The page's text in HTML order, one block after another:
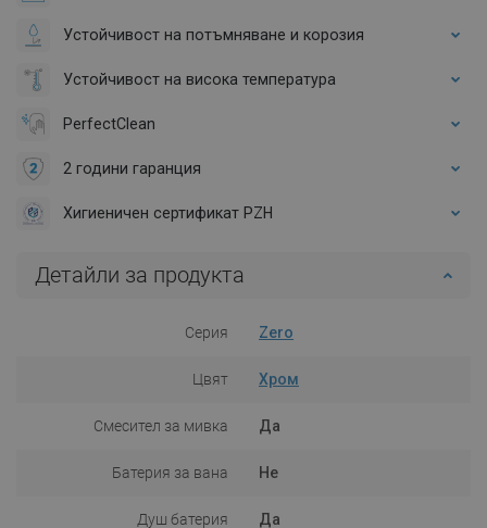
Устойчивост на потъмняване и корозия
Устойчивост на висока температура
PerfectClean
2 години гаранция
Хигиеничен сертификат PZH
Детайли за продукта
Серия Zero
Цвят Хром
Смесител за мивка Да
Батерия за вана Не
Душ батерия Да